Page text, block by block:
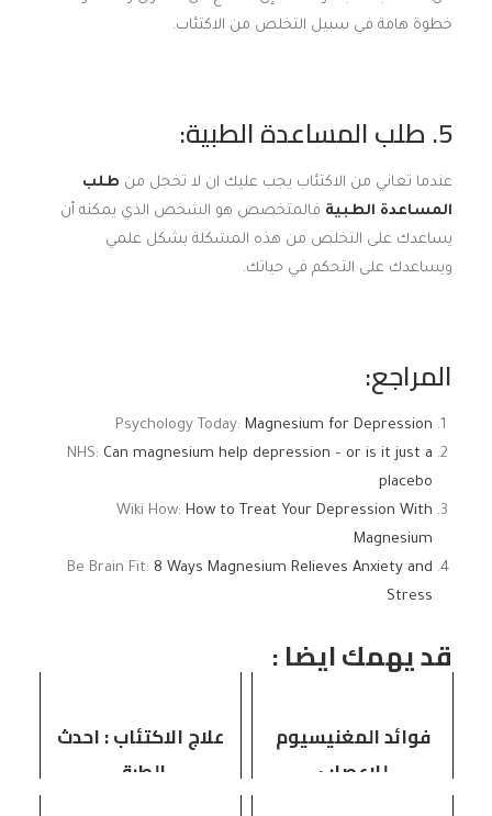
خطوة هامة في سبيل التخلص من الاكتئاب.
5. طلب المساعدة الطبية:
عندما تعاني من الاكتئاب يجب عليك ان لا تخجل من طلب
المساعدة الطبية فالمتخصص هو الشخص الذي يمكنه أن
يساعدك على التخلص من هذه المشكلة بشكل علمي
ويساعدك على التحكم في حياتك.
المراجع:
Psychology Today: Magnesium for Depression
NHS: Can magnesium help depression – or is it just a
placebo
Wiki How: How to Treat Your Depression With
Magnesium
Be Brain Fit: 8 Ways Magnesium Relieves Anxiety and
Stress
قد يهمك ايضا :
فوائد المغنيسيوم
للاعصاب
علاج الاكتئاب : احدث
الطرق